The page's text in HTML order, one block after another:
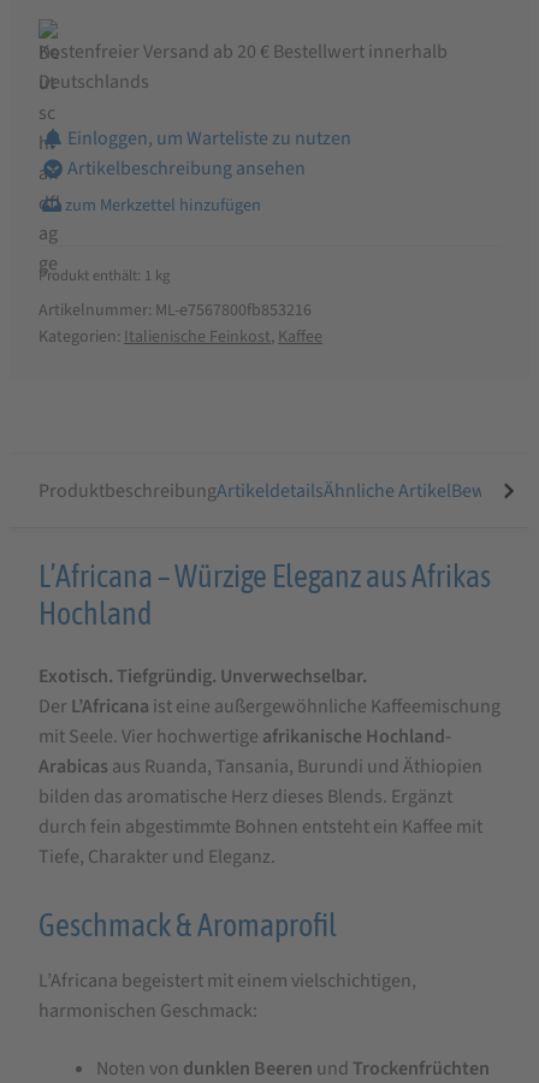
Kostenfreier Versand ab 20 € Bestellwert innerhalb
Deutschlands
Einloggen, um Warteliste zu nutzen
Artikelbeschreibung ansehen
Produkt enthält: 1 kg
Artikelnummer: ML-e7567800fb853216
Kategorien: Italienische Feinkost, Kaffee
ProduktbeschreibungArtikeldetailsÄhnliche Artikel
Produktbeschreibung
für
Principe
L'Africana
1
kg
L’Africana – Würzige Eleganz aus Afrikas
Hochland
Exotisch. Tiefgründig. Unverwechselbar.
Der L’Africana ist eine außergewöhnliche Kaffeemischung
mit Seele. Vier hochwertige afrikanische Hochland-
Arabicas aus Ruanda, Tansania, Burundi und Äthiopien
bilden das aromatische Herz dieses Blends. Ergänzt
durch fein abgestimmte Bohnen entsteht ein Kaffee mit
Tiefe, Charakter und Eleganz.
Geschmack & Aromaprofil
L’Africana begeistert mit einem vielschichtigen,
harmonischen Geschmack:
Noten von dunklen Beeren undTrockenfrüchten